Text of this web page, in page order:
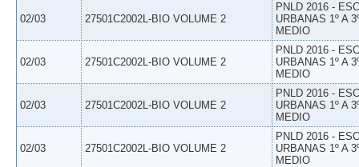
02/03 27501C2002L-BIO VOLUME 2
PNLD 2016 -
URBANAS 1º A
MEDIO
02/03 27501C2002L-BIO VOLUME 2
PNLD 2016 -
URBANAS 1º A
MEDIO
02/03 27501C2002L-BIO VOLUME 2
PNLD 2016 -
URBANAS 1º A
MEDIO
02/03 27501C2002L-BIO VOLUME 2
PNLD 2016 -
URBANAS 1º A
MEDIO